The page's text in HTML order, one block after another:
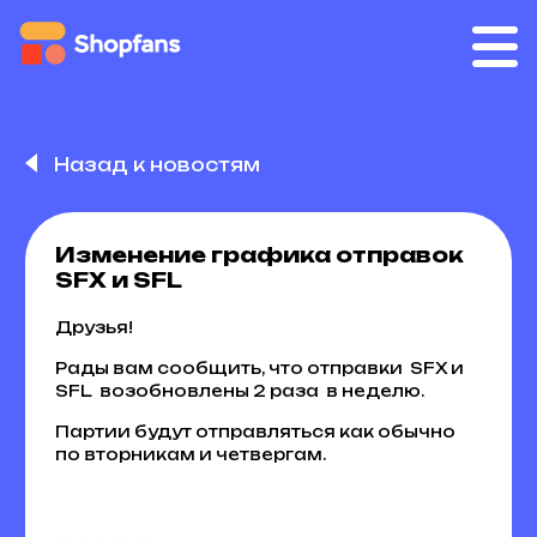
Назад к новостям
Изменение графика отправок
SFX и SFL
Друзья!
Рады вам сообщить, что отправки SFX и
SFL возобновлены 2 раза в неделю.
Партии будут отправляться как обычно
по вторникам и четвергам.